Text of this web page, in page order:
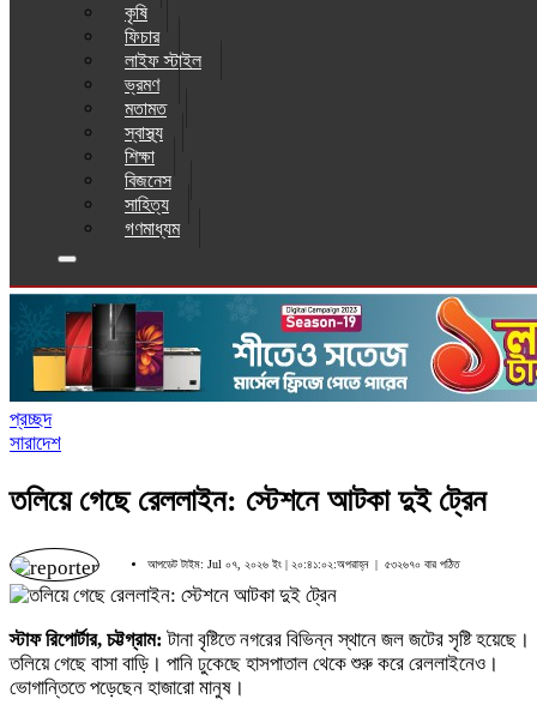
কৃষি
ফিচার
লাইফ স্টাইল
ভ্রমণ
মতামত
স্বাস্থ্য
শিক্ষা
বিজনেস
সাহিত্য
গণমাধ্যম
প্রচ্ছদ
সারাদেশ
তলিয়ে গেছে রেললাইন: স্টেশনে আটকা দুই ট্রেন
আপডেট টাইম: Jul ০৭, ২০২৬ ইং | ২০:৪১:০২:অপরাহ্ন | ৫৩২৬৭০ বার পঠিত
স্টাফ রিপোর্টার, চট্টগ্রাম: টানা বৃষ্টিতে নগরের বিভিন্ন স্থানে জল জটের সৃষ্টি হয়েছে।
তলিয়ে গেছে বাসা বাড়ি। পানি ঢুকেছে হাসপাতাল থেকে শুরু করে রেললাইনেও।
ভোগান্তিতে পড়েছেন হাজারো মানুষ।